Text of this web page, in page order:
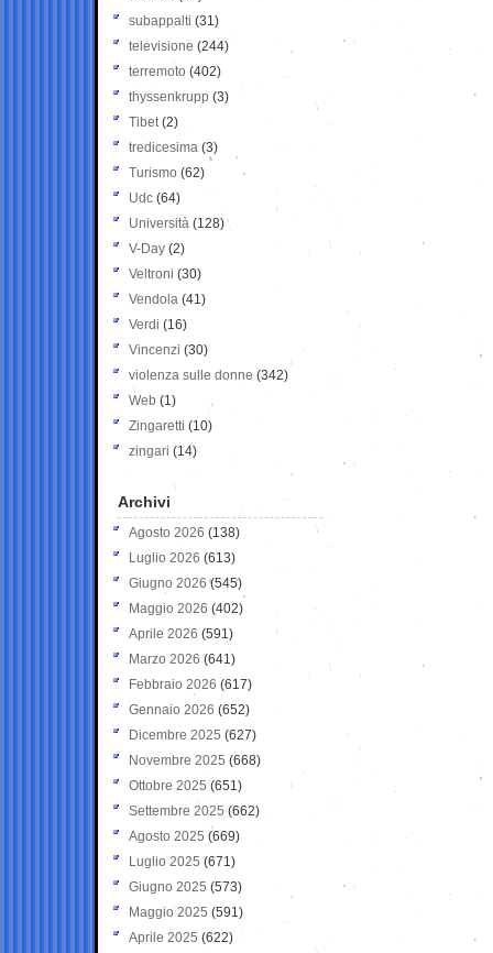
subappalti (31)
televisione(244)
terremoto (402)
thyssenkrupp (3)
Tibet(2)
tredicesima (3)
Turismo (62)
Udc (64)
Università (128)
V-Day (2)
Veltroni (30)
Vendola (41)
Verdi (16)
Vincenzi (30)
violenza sulle donne (342)
Web (1)
Zingaretti (10)
zingari (14)
Archivi
Agosto 2026 (138)
Luglio 2026 (613)
Giugno 2026 (545)
Maggio 2026 (402)
Aprile 2026 (591)
Marzo 2026 (641)
Febbraio 2026 (617)
Gennaio 2026 (652)
Dicembre 2025 (627)
Novembre 2025 (668)
Ottobre 2025 (651)
Settembre 2025 (662)
Agosto 2025 (669)
Luglio 2025 (671)
Giugno 2025 (573)
Maggio 2025 (591)
Aprile 2025 (622)